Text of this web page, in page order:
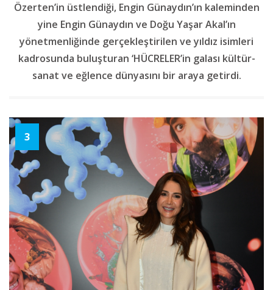
Özerten’in üstlendiği, Engin Günaydın’ın kaleminden
yine Engin Günaydın ve Doğu Yaşar Akal’ın
yönetmenliğinde gerçekleştirilen ve yıldız isimleri
kadrosunda buluşturan ‘HÜCRELER’in galası kültür-
sanat ve eğlence dünyasını bir araya getirdi.
3